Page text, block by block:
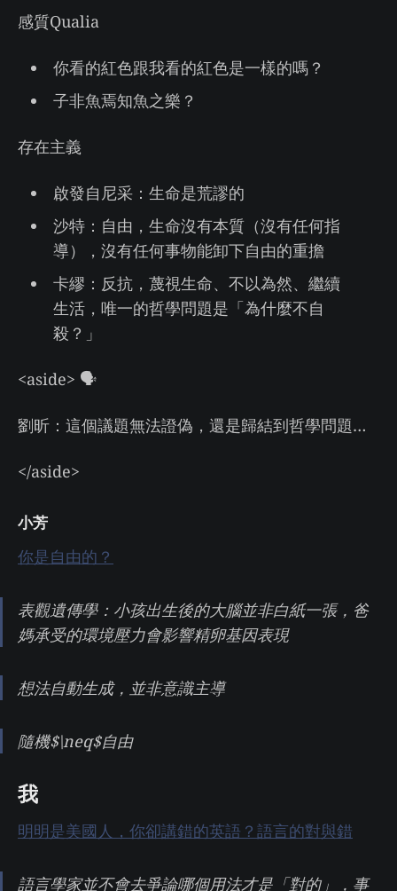
感質Qualia
你看的紅色跟我看的紅色是一樣的嗎？
子非魚焉知魚之樂？
存在主義
啟發自尼采：生命是荒謬的
沙特：自由，生命沒有本質（沒有任何指
導），沒有任何事物能卸下自由的重擔
卡繆：反抗，蔑視生命、不以為然、繼續
生活，唯一的哲學問題是「為什麼不自
殺？」
<aside> 🗣
劉昕：這個議題無法證偽，還是歸結到哲學問題…
</aside>
小芳
你是自由的？
表觀遺傳學：小孩出生後的大腦並非白紙一張，爸
媽承受的環境壓力會影響精卵基因表現
想法自動生成，並非意識主導
隨機$\neq$自由
我
明明是美國人，你卻講錯的英語？語言的對與錯
語言學家並不會去爭論哪個用法才是「對的」，事